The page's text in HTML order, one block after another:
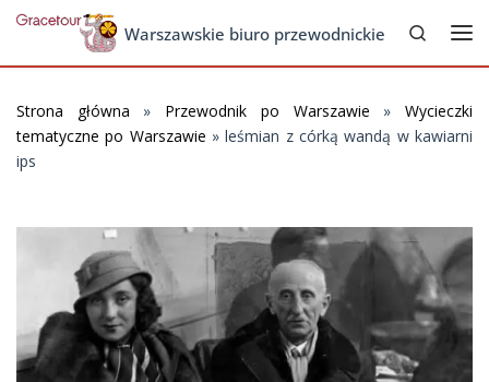
Skip to contentWarszawskie biuro przewodnickie
Search
Strona główna » Przewodnik po Warszawie »Wycieczki
tematyczne po Warszawie »leśmian z córką wandą w kawiarni
ips